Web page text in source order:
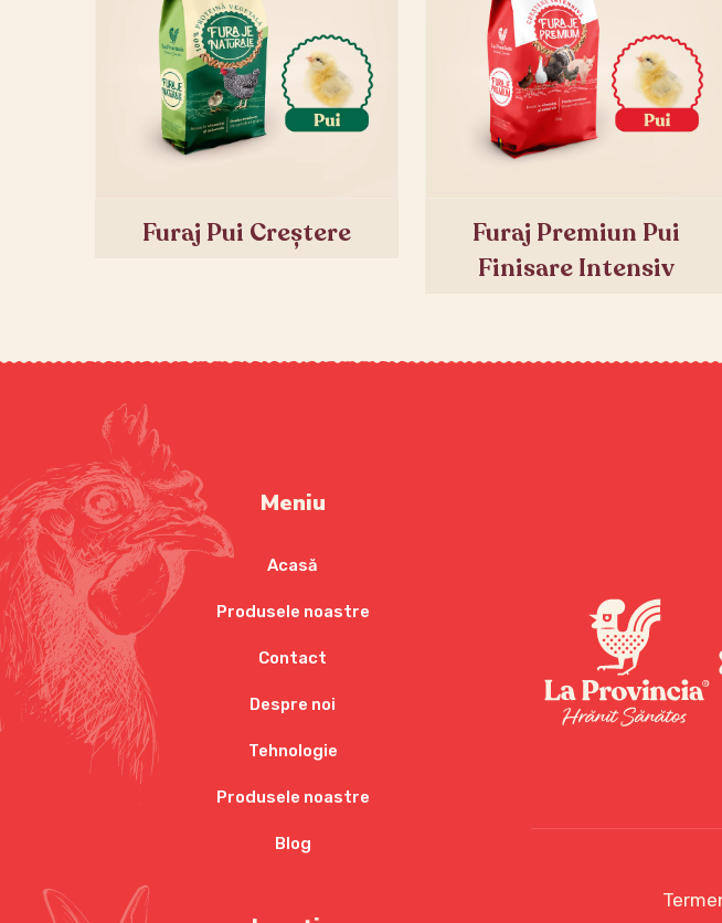
Furaj Pui Creștere
Furaj Premiun Pui
Finisare Intensiv
Meniu
Acasă
Produsele noastre
Contact
Despre noi
Tehnologie
Produsele noastre
Blog